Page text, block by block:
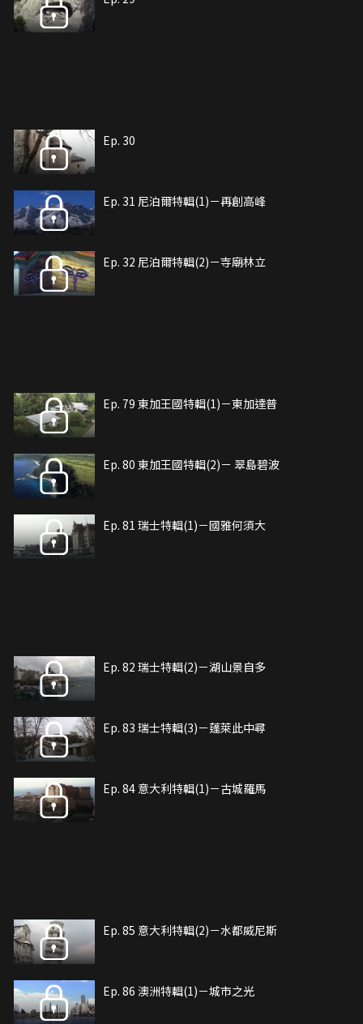
Ep. 30
Ep. 31 尼泊爾特輯(1)－再創高峰
Ep. 32 尼泊爾特輯(2)－寺廟林立
Ep. 79 東加王國特輯(1)－東加達普
Ep. 80 東加王國特輯(2)－ 翠島碧波
Ep. 81 瑞士特輯(1)－國雅何須大
Ep. 82 瑞士特輯(2)－湖山景自多
Ep. 83 瑞士特輯(3)－蓬萊此中尋
Ep. 84 意大利特輯(1)－古城羅馬
Ep. 85 意大利特輯(2)－水都威尼斯
Ep. 86 澳洲特輯(1)－城市之光